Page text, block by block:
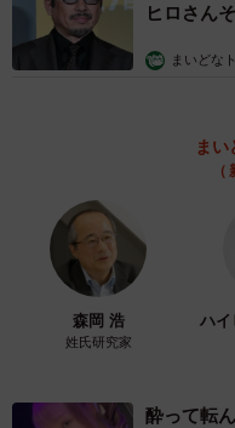
ヒロさん
まいどな
ま
森岡 浩
姓氏研究家
ハ
酔って転